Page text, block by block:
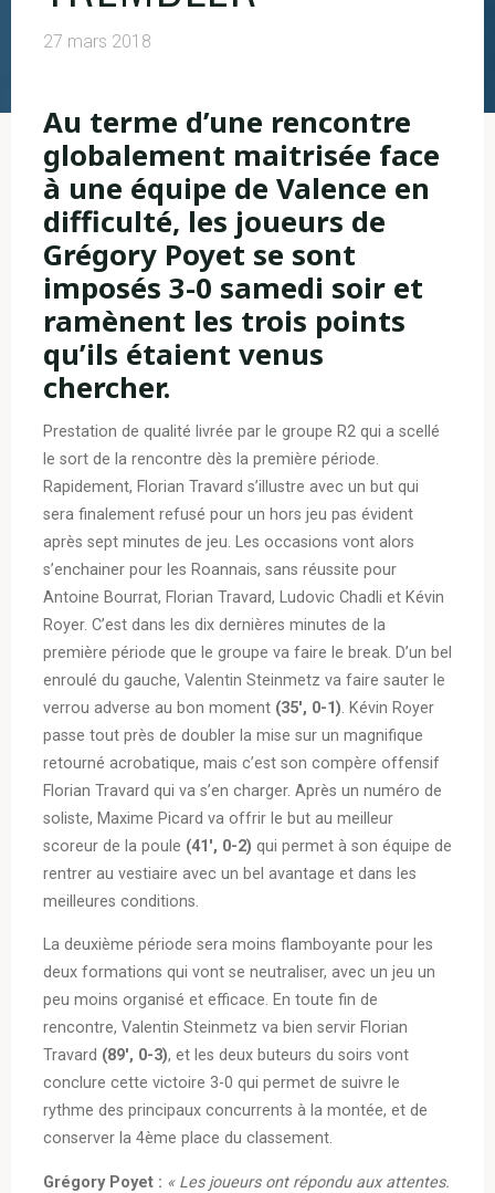
27 mars 2018
Au terme d’une rencontre
globalement maitrisée face
à une équipe de Valence en
difficulté, les joueurs de
Grégory Poyet se sont
imposés 3-0 samedi soir et
ramènent les trois points
qu’ils étaient venus
chercher.
Prestation de qualité livrée par le groupe R2 qui a scellé
le sort de la rencontre dès la première période.
Rapidement, Florian Travard s’illustre avec un but qui
sera finalement refusé pour un hors jeu pas évident
après sept minutes de jeu. Les occasions vont alors
s’enchainer pour les Roannais, sans réussite pour
Antoine Bourrat, Florian Travard, Ludovic Chadli et Kévin
Royer. C’est dans les dix dernières minutes de la
première période que le groupe va faire le break. D’un bel
enroulé du gauche, Valentin Steinmetz va faire sauter le
verrou adverse au bon moment (35′, 0-1). Kévin Royer
passe tout près de doubler la mise sur un magnifique
retourné acrobatique, mais c’est son compère offensif
Florian Travard qui va s’en charger. Après un numéro de
soliste, Maxime Picard va offrir le but au meilleur
scoreur de la poule (41′, 0-2) qui permet à son équipe de
rentrer au vestiaire avec un bel avantage et dans les
meilleures conditions.
La deuxième période sera moins flamboyante pour les
deux formations qui vont se neutraliser, avec un jeu un
peu moins organisé et efficace. En toute fin de
rencontre, Valentin Steinmetz va bien servir Florian
Travard (89′, 0-3), et les deux buteurs du soirs vont
conclure cette victoire 3-0 qui permet de suivre le
rythme des principaux concurrents à la montée, et de
conserver la 4ème place du classement.
Grégory Poyet : « Les joueurs ont répondu aux attentes.